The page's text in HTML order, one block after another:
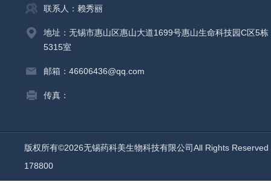
联系人：赖秀丽
地址：无锡市惠山区惠山大道1699号惠山生命科技园C区5栋
5315室
邮箱：46606436@qq.com
传真：
版权所有©2026无锡药科美生物科技有限公司All Rights
178800